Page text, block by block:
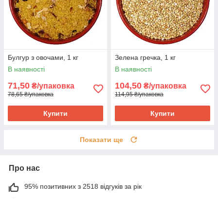
Булгур з овочами, 1 кг
В наявності
71,50 ₴/упаковка
78,65 ₴/упаковка
Купити
Зелена гречка, 1 кг
В наявності
104,50 ₴/упаковка
114,95 ₴/упаковка
Купити
Показати ще
Про нас
95% позитивних з 2518 відгуків за рік